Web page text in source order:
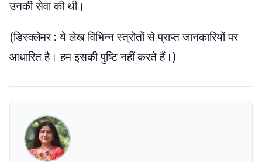
उनकी सेवा की थी।
(डिस्क्लेमर : ये लेख विभिन्न स्त्रोतों से प्राप्त जानकारियों पर
आधारित है। हम इसकी पुष्टि नहीं करते हैं।)